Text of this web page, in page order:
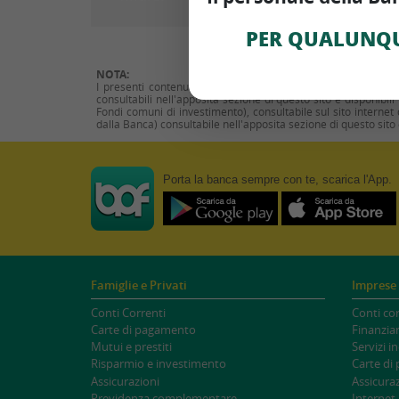
NOTA:
I presenti contenuti hanno natura di messaggio
consultabili nell'apposita sezione di questo sito e
Fondi comuni di investimento), consultabile sul sito
dalla Banca) consultabile nell'apposita sezione di questo
Porta la bancasempre con te, scarica l'App.
Famiglie e Privati
Conti Correnti
Carte di pagamento
Mutui e prestiti
Risparmio e investimento
Assicurazioni
Conti
Servizi
Carte di
PER